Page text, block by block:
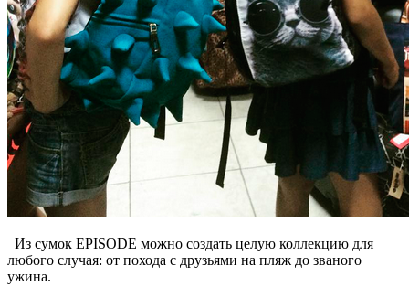
Из сумок EPISODE можно создать целую коллекцию для
любого случая: от похода с друзьями на пляж до званого
ужина.